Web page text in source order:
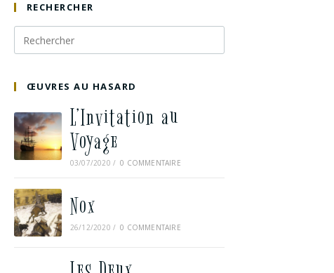
RECHERCHER
ŒUVRES AU HASARD
L’Invitation au
Voyage
03/07/2020 / 0 COMMENTAIRE
Nox
26/12/2020 / 0 COMMENTAIRE